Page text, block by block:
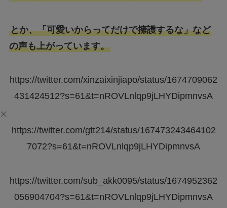
とか、「可愛いからってだけで擁護するな」など
の声も上がっています。
https://twitter.com/xinzaixinjiapo/status/1674709062
431424512?s=61&t=nROVLnlqp9jLHYDipmnvsA
https://twitter.com/gtt214/status/167473243464102
7072?s=61&t=nROVLnlqp9jLHYDipmnvsA
https://twitter.com/sub_akk0095/status/1674952362
056904704?s=61&t=nROVLnlqp9jLHYDipmnvsA